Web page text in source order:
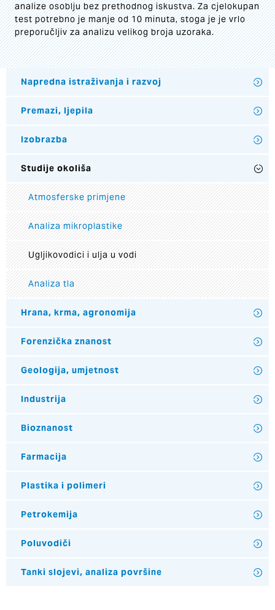
analize osoblju bez prethodnog iskustva. Za cjelokupan
test potrebno je manje od 10 minuta, stoga je je vrlo
preporučljiv za analizu velikog broja uzoraka.
Napredna istraživanja i razvoj
Premazi, ljepila
Izobrazba
Studije okoliša
Atmosferske primjene
Analiza mikroplastike
Ugljikovodici i ulja u vodi
Analiza tla
Hrana, krma, agronomija
Forenzička znanost
Geologija, umjetnost
Industrija
Bioznanost
Farmacija
Plastika i polimeri
Petrokemija
Poluvodiči
Tanki slojevi, analiza površine